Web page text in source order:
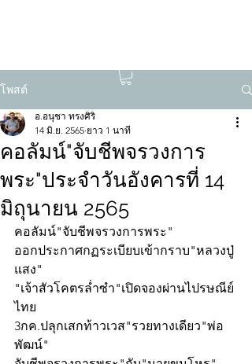
โพสต์
คอลัมน์"จับชีพจรวงการ
พระ"ประจำวันอังคารที่ 14
มิถุนายน 2565
อ.อนุชา ทรงศิริ
14 มิ.ย. 2565 ยาว 1 นาที
คอลัมน์"จับชีพจรวงการพระ"
ออกประกาศกฏระเบียบเข้ากราบ"หลวงปู่
แสง"
"เจ้าสัวโคตรล่ำซำ"เปิดจองผ่านไปรษณีย์
ไทย
3กค.ปลุกเสกท้าวเวส"รวยทางเดียว"พ่อ
พัฒน์"